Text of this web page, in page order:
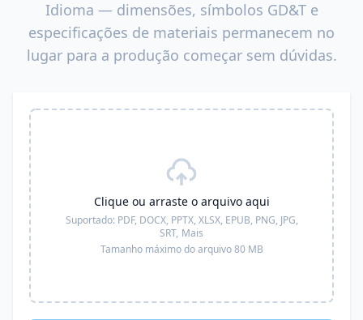
Idioma — dimensões, símbolos GD&T e
especificações de materiais permanecem no
lugar para a produção começar sem dúvidas.
Clique ou arraste o arquivo aqui
Suportado: PDF, DOCX, PPTX, XLSX, EPUB, PNG, JPG,
SRT, Mais
Tamanho máximo do arquivo 80 MB